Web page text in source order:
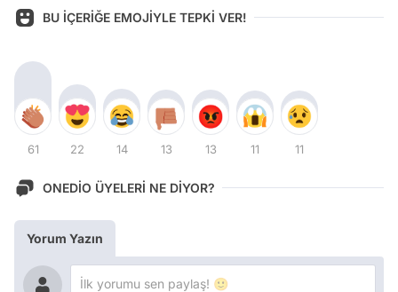
BU İÇERİĞE EMOJİYLE TEPKİ VER!
61 22 14 13 13 11 11
ONEDİO ÜYELERİ NE DİYOR?
Yorum Yazın